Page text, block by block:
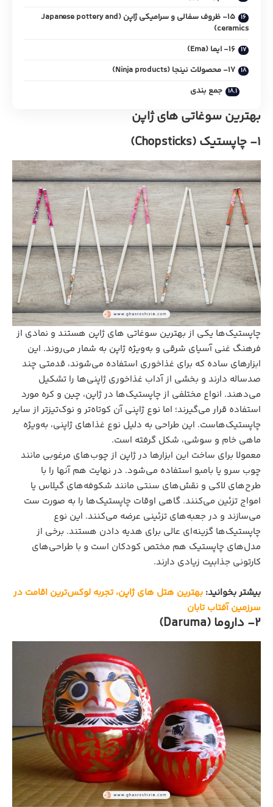
15- ظروف سفالی و سرامیکی ژاپن (Japanese pottery and
ceramics)
16- ایما (Ema)
17- محصولات نینجا (Ninja products)
جمع بندی
بهترین سوغاتی های ژاپن
1- چاپستیک (Chopsticks)
چاپستیک‌ها یکی از بهترین سوغاتی‌ های ژاپن هستند و نمادی از
فرهنگ غنی آسیای شرقی و به‌ویژه ژاپن به شمار می‌روند. این
ابزارهای ساده که برای غذاخوری استفاده می‌شوند، قدمتی چند
صدساله دارند و بخشی از آداب غذاخوری ژاپنی‌ها را تشکیل
می‌دهند. انواع مختلفی از چاپستیک‌ها در ژاپن، چین و کره مورد
استفاده قرار می‌گیرند؛ اما نوع ژاپنی آن کوتاه‌تر و نوک‌تیزتر از سایر
چاپستیک‌هاست. این طراحی به دلیل نوع غذاهای ژاپنی، به‌ویژه
ماهی خام و سوشی، شکل گرفته است.
معمولا برای ساخت این ابزارها در ژاپن از چوب‌های مرغوبی مانند
چوب سرو یا بامبو استفاده می‌شود. در نهایت هم آنها را با
طرح‌های لاکی و نقش‌های سنتی مانند شکوفه‌های گیلاس یا
امواج تزئین می‌کنند. گاهی اوقات چاپستیک‌ها را به صورت ست
می‌سازند و در جعبه‌های تزئینی عرضه می‌کنند. این نوع
چاپستیک‌ها گزینه‌ای عالی برای هدیه دادن هستند. برخی از
مدل‌های چاپستیک هم مختص کودکان است و با طراحی‌های
کارتونی جذابیت زیادی دارند.
بیشتر بخوانید: بهترین هتل‌ های ژاپن، تجربه لوکس‌ترین اقامت در
سرزمین آفتاب تابان
2- داروما (Daruma)